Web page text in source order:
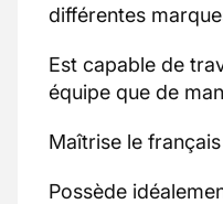
différentes
Est capable de
équipe que de
Maîtrise le
Possède